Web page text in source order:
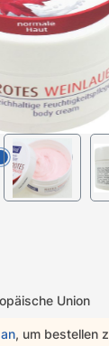
Union
, um bestellen